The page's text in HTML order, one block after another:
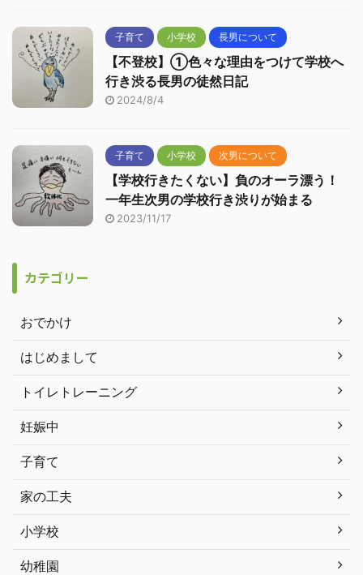
子育て 小学校 長男について
【不登校】①色々な理由をつけて学校へ
行き渋る長男の徒然日記
2024/8/4
子育て 小学校 次男について
【学校行きたくない】負のオーラ漂う！
一年生次男の学校行き渋りが始まる
2023/11/17
カテゴリー
おでかけ
はじめまして
トイレトレーニング
妊娠中
子育て
家の工夫
小学校
幼稚園